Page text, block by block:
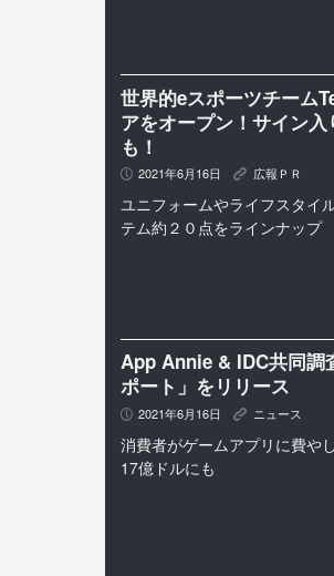
世界的eスポーツチーム
アをオープン！サイン
も！
P 2021年6月16日 K 広報ＰＲ
ユニフォームやライフスタイ
テム約２０点をラインナップ
App Annie & IDC共同調
ポート」をリリース
P 2021年6月16日 K ニュース
消費者がゲームアプリに費や
17億ドルにも